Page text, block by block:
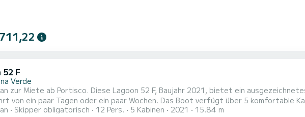
52 F
Verde
zur Miete ab Portisco. Diese Lagoon 52 F, Baujahr 2021, bietet ein
Tagen oder ein paar Wochen. Das Boot verfügt über 5 komfortable Kabinen und eine Bootskapazität von
Mit einer Gesamtlänge von 16 Metern wird es Ihr bester Verbündeter sein, um
Skipper obligatorisch 12 Pers. 5 Kabinen 2021 15.84 m